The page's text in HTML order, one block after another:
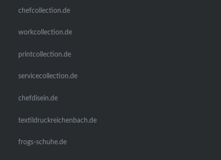
chefcollection.de
workcollection.de
printcollection.de
servicecollection.de
chefdisein.de
textildruckreichenbach.de
frogs-schuhe.de